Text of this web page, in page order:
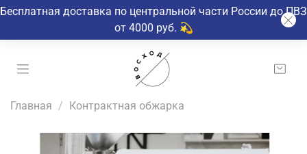
Бесплатная доставка по центральной части России до ПВЗ
от 4000 руб. 💫
Главная Контрактная обжарка